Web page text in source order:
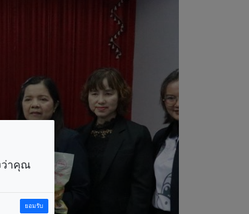
ว่าคุณ
ยอมรับ